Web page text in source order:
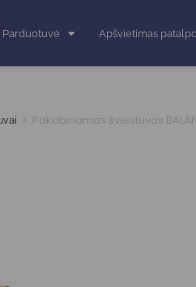
Parduotuvė Apšvietimas
> Pakabinamas šviestuvas